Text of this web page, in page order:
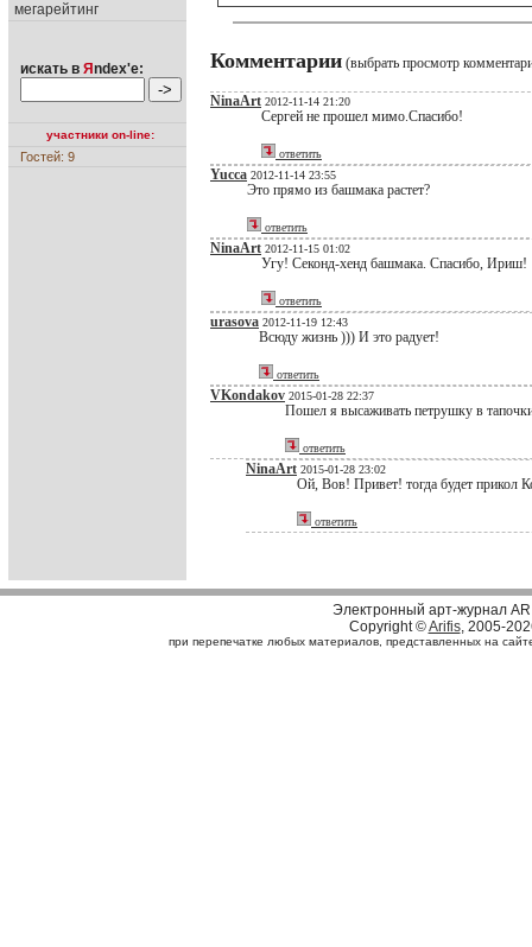
мегарейтинг
искать в Я ndex'е:
участники on-line:
Гостей: 9
Комментарии (выбрать просмотр
NinaArt 2012-11-14 21:20
Сергей не прошел мимо.Спасибо!
ответить
Yucca 2012-11-14 23:55
Это прямо из башмака растет?
ответить
NinaArt 2012-11-15 01:02
Угу! Секонд-хенд башмака. Спасибо, Ириш!
ответить
urasova 2012-11-19 12:43
Всюду жизнь ))) И это радует!
ответить
VKondakov 2015-01-28 22:37
Пошел я высаживать петрушку в
ответить
NinaArt 2015-01-28 23:02
Ой, Вов! Привет! тогда будет прикол
ответить
Электронный арт-журнал
Copyright ©Arifis, 2005-
при перепечатке любых материалов, представленных на